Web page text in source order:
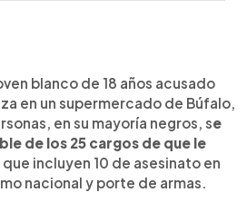
blanco de 18 años acusado
en un supermercado de Búfalo,
en su mayoría negros, se
de los 25 cargos de que le
que incluyen 10 de asesinato en
nacional y porte de armas.